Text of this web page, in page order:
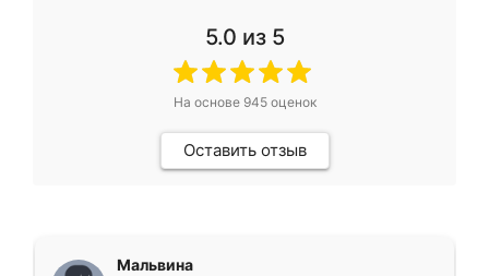
5.0 из 5
На основе 945оценок
Оставить отзыв
Мальвина